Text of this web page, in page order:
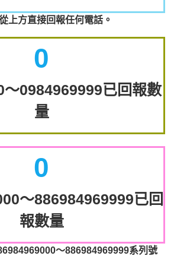
上方直接回報任何電話。
0
～0984969999已回報數
量
0
～886984969999已回
報數量
～886984969999系列號